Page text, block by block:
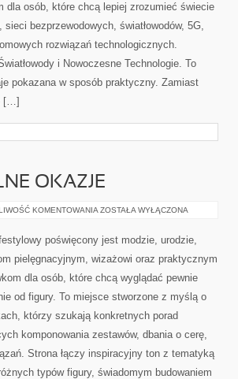
dla osób, które chcą lepiej zrozumieć świecie
sieci bezprzewodowych, światłowodów, 5G,
rozwiązań technologicznych.
i Nowoczesne Technologie. To
pokazana w sposób praktyczny. Zamiast
[…]
OKAZJE
KOMENTOWANIA STYLIZACJE
OKAZJE
ZOSTAŁA WYŁĄCZONA
poświęcony jest modzie, urodzie,
pielęgnacyjnym, wizażowi oraz praktycznym
dla osób, które chcą wyglądać pewnie
od figury. To miejsce stworzone z myślą o
którzy szukają konkretnych porad
komponowania zestawów, dbania o cerę,
Strona łączy inspiracyjny ton z tematyką
typów figury, świadomym budowaniem